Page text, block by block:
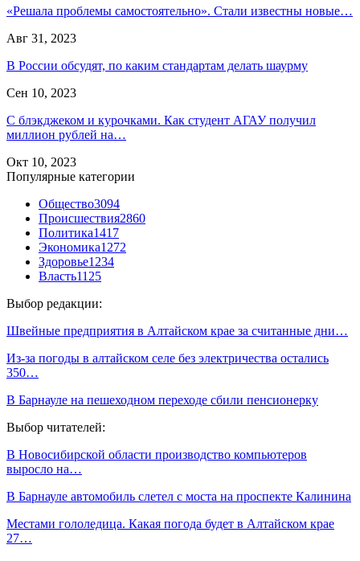
«Решала проблемы самостоятельно». Стали известны новые…
Авг 31, 2023
В России обсудят, по каким стандартам делать шаурму
Сен 10, 2023
С блэкджеком и курочками. Как студент АГАУ получил
миллион рублей на…
Окт 10, 2023
Популярные категории
Общество3094
Происшествия2860
Политика1417
Экономика1272
Здоровье1234
Власть1125
Выбор редакции:
Швейные предприятия в Алтайском крае за считанные дни…
Из-за погоды в алтайском селе без электричества остались
350…
В Барнауле на пешеходном переходе сбили пенсионерку
Выбор читателей:
В Новосибирской области производство компьютеров
выросло на…
В Барнауле автомобиль слетел с моста на проспекте Калинина
Местами гололедица. Какая погода будет в Алтайском крае
27…